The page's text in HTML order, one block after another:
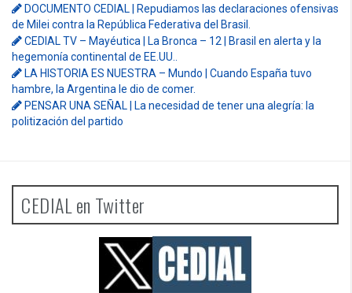
DOCUMENTO CEDIAL | Repudiamos las declaraciones ofensivas
de Milei contra la República Federativa del Brasil.
CEDIAL TV – Mayéutica | La Bronca – 12 | Brasil en alerta y la
hegemonía continental de EE.UU..
LA HISTORIA ES NUESTRA – Mundo | Cuando España tuvo
hambre, la Argentina le dio de comer.
PENSAR UNA SEÑAL | La necesidad de tener una alegría: la
politización del partido
CEDIAL en Twitter